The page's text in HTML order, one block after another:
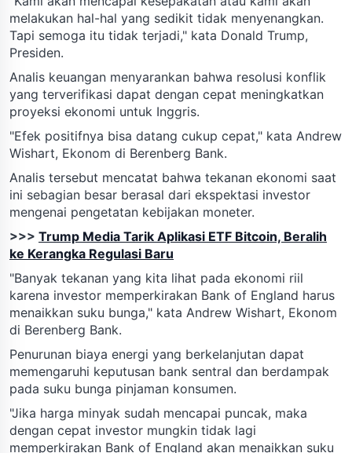
melakukan hal-hal yang sedikit tidak menyenangkan.
Tapi semoga itu tidak terjadi," kata Donald Trump,
Presiden.
Analis keuangan menyarankan bahwa resolusi konflik
yang terverifikasi dapat dengan cepat meningkatkan
proyeksi ekonomi untuk Inggris.
"Efek positifnya bisa datang cukup cepat," kata Andrew
Wishart, Ekonom di Berenberg Bank.
Analis tersebut mencatat bahwa tekanan ekonomi saat
ini sebagian besar berasal dari ekspektasi investor
mengenai pengetatan kebijakan moneter.
>>> Trump Media Tarik Aplikasi ETF Bitcoin, Beralih
ke Kerangka Regulasi Baru
"Banyak tekanan yang kita lihat pada ekonomi riil
karena investor memperkirakan Bank of England harus
menaikkan suku bunga," kata Andrew Wishart, Ekonom
di Berenberg Bank.
Penurunan biaya energi yang berkelanjutan dapat
memengaruhi keputusan bank sentral dan berdampak
pada suku bunga pinjaman konsumen.
"Jika harga minyak sudah mencapai puncak, maka
dengan cepat investor mungkin tidak lagi
memperkirakan Bank of England akan menaikkan suku